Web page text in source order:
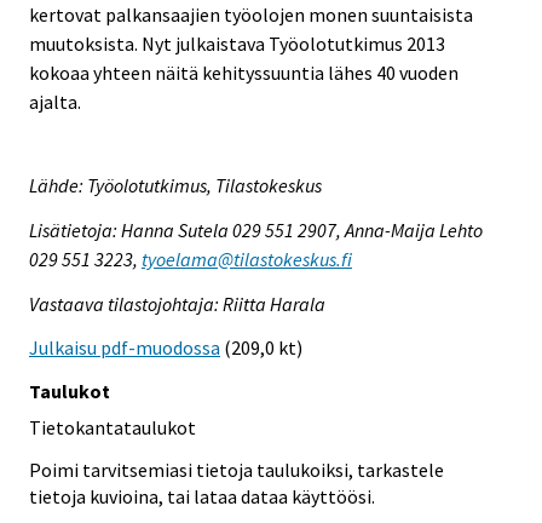
kertovat palkansaajien työolojen monen suuntaisista
muutoksista. Nyt julkaistava Työolotutkimus 2013
kokoaa yhteen näitä kehityssuuntia lähes 40 vuoden
ajalta.
Lähde: Työolotutkimus, Tilastokeskus
Lisätietoja: Hanna Sutela 029 551 2907, Anna-Maija Lehto
029 551 3223, tyoelama@tilastokeskus.fi
Vastaava tilastojohtaja: Riitta Harala
Julkaisu pdf-muodossa (209,0 kt)
Taulukot
Tietokantataulukot
Poimi tarvitsemiasi tietoja taulukoiksi, tarkastele
tietoja kuvioina, tai lataa dataa käyttöösi.